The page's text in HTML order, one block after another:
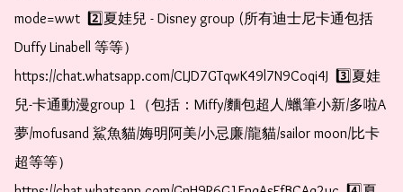
mode=wwt  2️⃣夏娃兒 - Disney group (所有迪士尼卡通包括
Duffy Linabell 等等）
https://chat.whatsapp.com/CLJD7GTqwK49l7N9Coqi4J  3️⃣夏娃
兒-卡通動漫group 1（包括：Miffy/麵包超人/蠟筆小新/多啦A
夢/mofusand 鯊魚貓/娒明阿美/小忌廉/龍貓/sailor moon/比卡
超等等）